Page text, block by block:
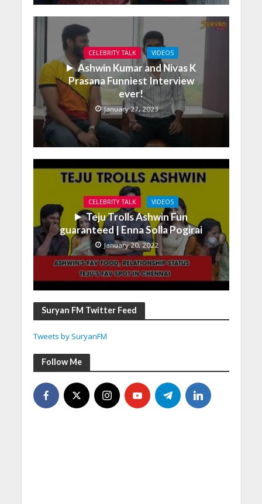
CELEBRITY TALK VIDEOS
Ashwin Kumar and Nivas K
Prasana Funniest Interview
ever!
January 27, 2023
CELEBRITY TALK VIDEOS
Teju Trolls Ashwin Fun
guaranteed | Enna Solla Pogirai
January 20, 2022
Suryan FM Twitter Feed
Tweets by SuryanFM
Follow Me